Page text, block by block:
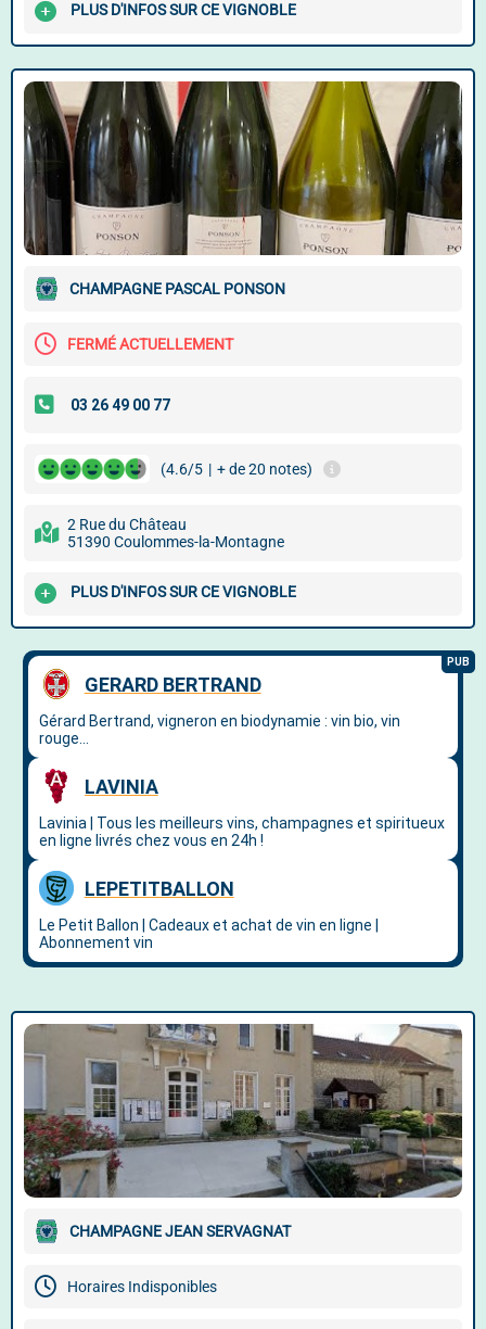
PLUS D'INFOS SUR CE VIGNOBLE
CHAMPAGNE PASCAL PONSON
FERMÉ ACTUELLEMENT
(4.6/5 | + de 20 notes)
2 Rue du Château
51390 Coulommes-la-Montagne
PLUS D'INFOS SUR CE VIGNOBLE
CHAMPAGNE JEAN SERVAGNAT
Horaires Indisponibles